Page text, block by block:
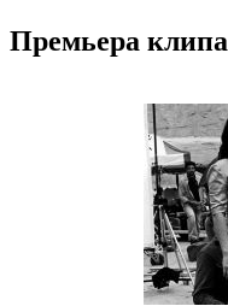
Премьера клипа